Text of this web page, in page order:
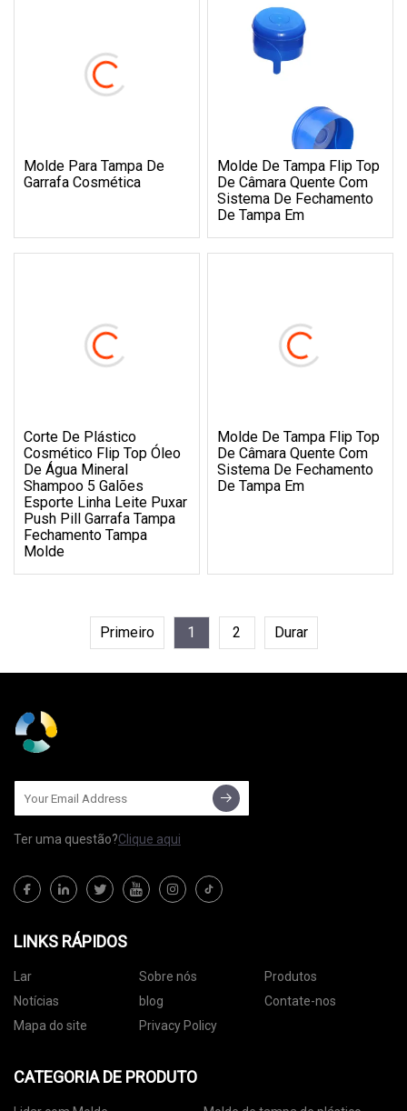
Molde Para Tampa De
Garrafa Cosmética
Molde De Tampa Flip Top
De Câmara Quente Com
Sistema De Fechamento
De Tampa Em
Corte De Plástico
Cosmético Flip Top Óleo
De Água Mineral
Shampoo 5 Galões
Esporte Linha Leite Puxar
Push Pill Garrafa Tampa
Fechamento Tampa
Molde
Molde De Tampa Flip Top
De Câmara Quente Com
Sistema De Fechamento
De Tampa Em
Primeiro 1 2 Durar
Ter uma questão?Clique aqui
LINKS RÁPIDOS
Lar Sobre nós
Produtos
Notícias
blog
Contate-nos
Mapa do site
Privacy Policy
CATEGORIA DE PRODUTO